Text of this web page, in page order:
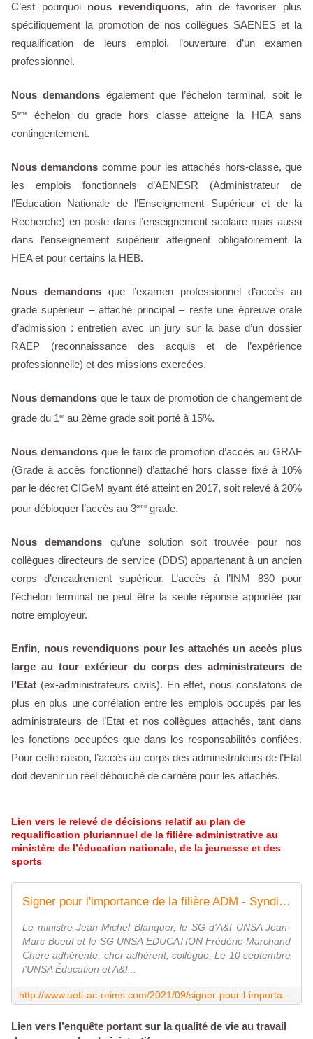
C’est pourquoi nous revendiquons, afin de favoriser plus
spécifiquement la promotion de nos collègues SAENES et la
requalification de leurs emploi, l’ouverture d’un examen
professionnel.
Nous demandons également que l’échelon terminal, soit le
5ème
échelon du grade hors classe atteigne la HEA sans
contingentement.
Nous demandons comme pour les attachés hors-classe, que
les emplois fonctionnels d’AENESR (Administrateur de
l’Education Nationale de l’Enseignement Supérieur et de la
Recherche) en poste dans l’enseignement scolaire mais aussi
dans l’enseignement supérieur atteignent obligatoirement la
HEA et pour certains la HEB.
Nous demandons que l’examen professionnel d’accès au
grade supérieur – attaché principal – reste une épreuve orale
d’admission : entretien avec un jury sur la base d’un dossier
RAEP (reconnaissance des acquis et de l’expérience
professionnelle) et des missions exercées.
Nous demandons que le taux de promotion de changement de
grade du 1 er au 2ème grade soit porté à 15%.
Nous demandons que le taux de promotion d’accès au GRAF
(Grade à accès fonctionnel) d’attaché hors classe fixé à 10%
par le décret CIGeM ayant été atteint en 2017, soit relevé à 20%
pour débloquer l’accès au 3ème grade.
Nous demandons
qu’une solution soit trouvée pour nos
collègues directeurs de service (DDS) appartenant à un ancien
corps d’encadrement supérieur. L’accès à l’INM 830 pour
l’échelon terminal ne peut être la seule réponse apportée par
notre employeur.
Enfin, nous revendiquons pour les attachés un accès plus
large au tour extérieur du corps des administrateurs de
l’Etat (ex-administrateurs civils). En effet, nous constatons de
plus en plus une corrélation entre les emplois occupés par les
administrateurs de l’Etat et nos collègues attachés, tant dans
les fonctions occupées que dans les responsabilités confiées.
Pour cette raison, l’accès au corps des administrateurs de l’Etat
doit devenir un réel débouché de carrière pour les attachés.
Lien vers le relevé de décisions relatif au plan de
requalification pluriannuel de la filière administrative au
ministère de l’éducation nationale, de la jeunesse et des
sports
Signer pour l'importance de la filière ADM - Syndicat AetI-UNSA Académie Reims
Le ministre Jean-Michel Blanquer, le SG d'A&I UNSA Jean-
Marc Boeuf et le SG UNSA EDUCATION Frédéric Marchand
Chère adhérente, cher adhérent, collègue, Le 10 septembre
l'UNSA Éducation et A&I...
Lien vers l’enquête portant sur la qualité de vie au travail